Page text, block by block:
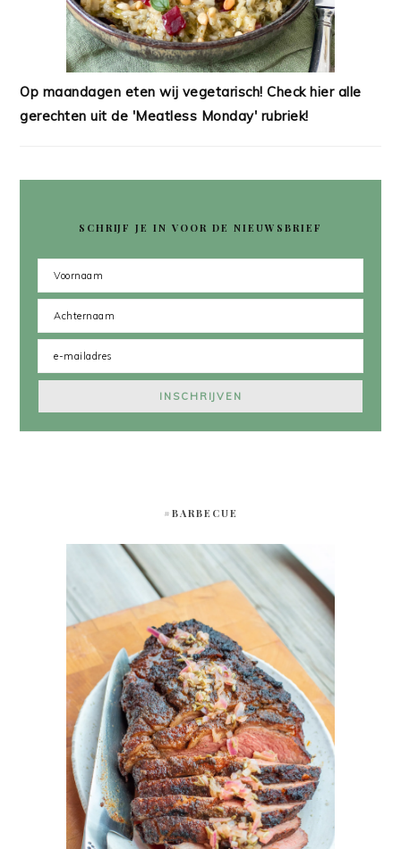
Op maandagen eten wij vegetarisch! Check hier alle
gerechten uit de 'Meatless Monday' rubriek!
SCHRIJF JE IN VOOR DE NIEUWSBRIEF
#BARBECUE